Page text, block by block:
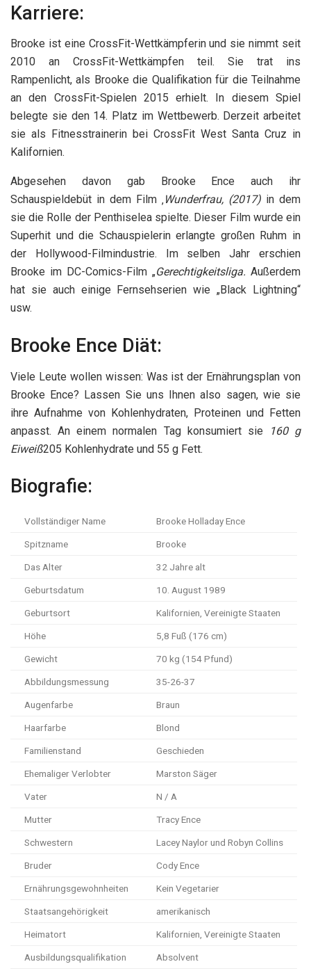
Karriere:
Brooke ist eine CrossFit-Wettkämpferin und sie nimmt seit
2010 an CrossFit-Wettkämpfen teil. Sie trat ins
Rampenlicht, als Brooke die Qualifikation für die Teilnahme
an den CrossFit-Spielen 2015 erhielt. In diesem Spiel
belegte sie den 14. Platz im Wettbewerb. Derzeit arbeitet
sie als Fitnesstrainerin bei CrossFit West Santa Cruz in
Kalifornien.
Abgesehen davon gab Brooke Ence auch ihr
Schauspieldebüt in dem Film ‚Wunderfrau, (2017) in dem
sie die Rolle der Penthiselea spielte. Dieser Film wurde ein
Superhit und die Schauspielerin erlangte großen Ruhm in
der Hollywood-Filmindustrie. Im selben Jahr erschien
Brooke im DC-Comics-Film „Gerechtigkeitsliga. Außerdem
hat sie auch einige Fernsehserien wie „Black Lightning“
usw.
Brooke Ence Diät:
Viele Leute wollen wissen: Was ist der Ernährungsplan von
Brooke Ence? Lassen Sie uns Ihnen also sagen, wie sie
ihre Aufnahme von Kohlenhydraten, Proteinen und Fetten
anpasst. An einem normalen Tag konsumiert sie
160 g
Eiweiß205 Kohlenhydrate und 55 g Fett.
Biografie:
Vollständiger Name Brooke Holladay Ence
Spitzname Brooke
Das Alter 32 Jahre alt
Geburtsdatum 10. August 1989
Geburtsort Kalifornien, Vereinigte Staaten
Höhe 5,8 Fuß (176 cm)
Gewicht 70 kg (154 Pfund)
Abbildungsmessung 35-26-37
Augenfarbe Braun
Haarfarbe Blond
Familienstand Geschieden
Ehemaliger Verlobter Marston Säger
Vater N / A
Mutter Tracy Ence
Schwestern Lacey Naylor und Robyn Collins
Bruder Cody Ence
Ernährungsgewohnheiten Kein Vegetarier
Staatsangehörigkeit amerikanisch
Heimatort Kalifornien, Vereinigte Staaten
Ausbildungsqualifikation Absolvent